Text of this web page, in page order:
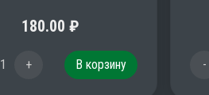
180.00 ₽
1 + В корзину -